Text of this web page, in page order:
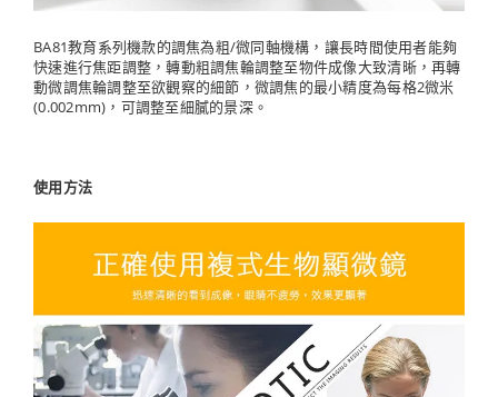
BA81教育系列機款的調焦為粗/微同軸機構，讓長時間使用者能夠
快速進行焦距調整，轉動粗調焦輪調整至物件成像大致清晰，再轉
動微調焦輪調整至欲觀察的細節，微調焦的最小精度為每格2微米
(0.002mm)，可調整至細膩的景深。
使用方法